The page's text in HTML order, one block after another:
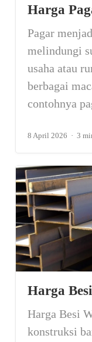
Harga
Pagar
melindungi
usaha atau
berbagai
contohnya
8 April 2026 3
Harga
Harga Besi
konstruksi